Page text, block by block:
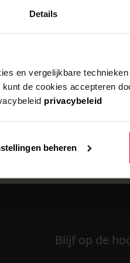
Details
en vergelijkbare
de cookies accepteren
privacybeleid
beheren
Blijf op de